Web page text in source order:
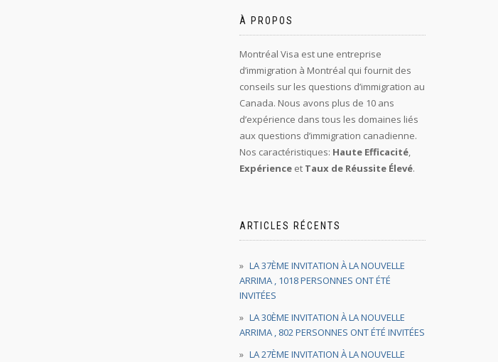
À PROPOS
Montréal Visa est une entreprise
d’immigration à Montréal qui fournit des
conseils sur les questions d’immigration au
Canada. Nous avons plus de 10 ans
d’expérience dans tous les domaines liés
aux questions d’immigration canadienne.
Nos caractéristiques: Haute Efficacité,
Expérienceet Taux de Réussite Élevé.
ARTICLES RÉCENTS
LA 37ÈME INVITATION À LA NOUVELLE
ARRIMA , 1018 PERSONNES ONT ÉTÉ
INVITÉES
LA 30ÈME INVITATION À LA NOUVELLE
ARRIMA , 802 PERSONNES ONT ÉTÉ INVITÉES
LA 27ÈME INVITATION À LA NOUVELLE